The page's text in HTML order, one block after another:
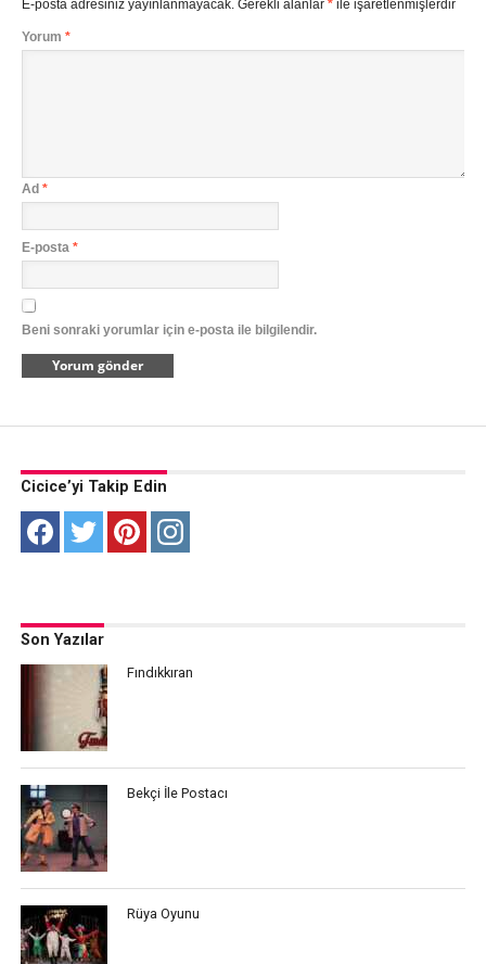
E-posta adresiniz yayınlanmayacak. Gerekli alanlar *ile işaretlenmişlerdir
Yorum *
Ad *
E-posta *
Beni sonraki yorumlar için e-posta ile bilgilendir.
Cicice’yi Takip Edin
Son Yazılar
Fındıkkıran
Bekçi İle Postacı
Rüya Oyunu